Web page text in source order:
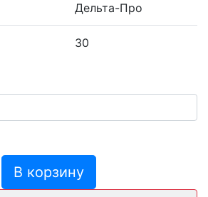
Дельта-Про
30
В корзину